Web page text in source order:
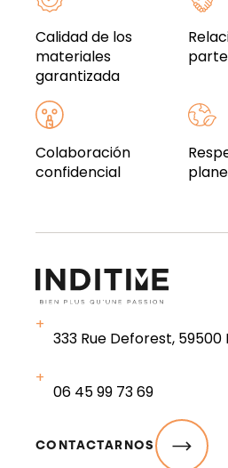
Calidad de los
materiales
garantizada
Colaboración
confidencial
333 Rue Deforest, 59500
06 45 99 73 69
CONTACTARNOS